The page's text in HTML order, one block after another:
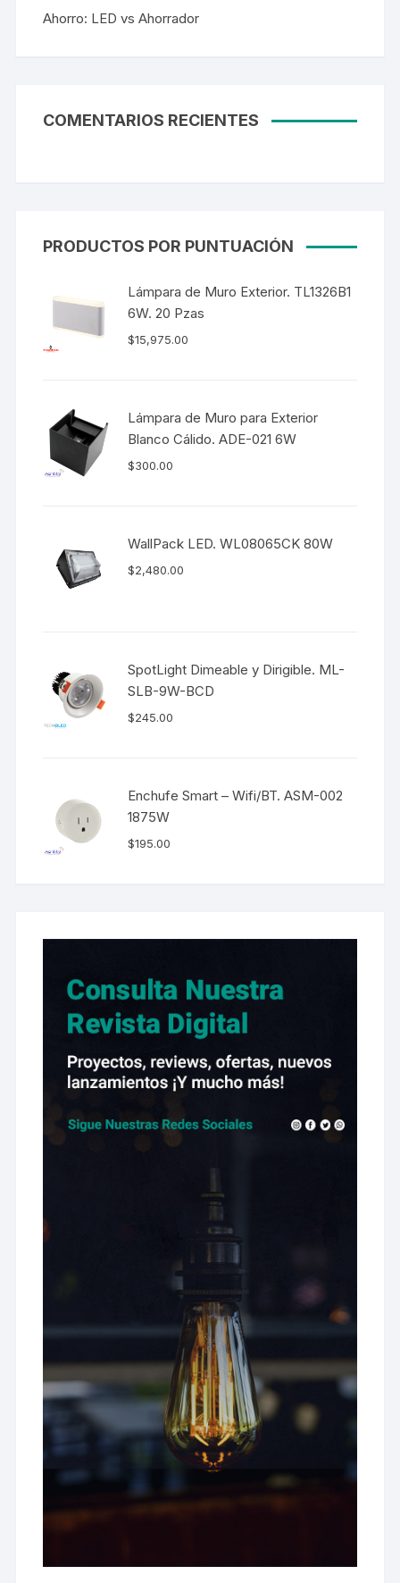
Ahorro: LED vs Ahorrador
COMENTARIOS RECIENTES
PRODUCTOS POR PUNTUACIÓN
Lámpara de Muro Exterior. TL1326B1
6W. 20 Pzas
$15,975.00
Lámpara de Muro para Exterior
Blanco Cálido. ADE-021 6W
$300.00
WallPack LED. WL08065CK 80W
$2,480.00
SpotLight Dimeable y Dirigible. ML-
SLB-9W-BCD
$245.00
Enchufe Smart – Wifi/BT. ASM-002
1875W
$195.00